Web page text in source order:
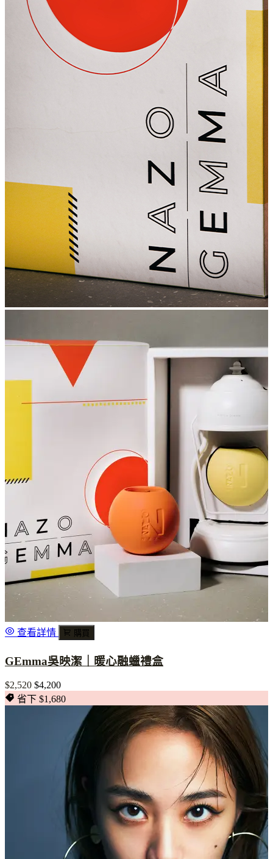
查看詳情 購買
GEmma吳映潔｜暖心融蠟禮盒
$2,520 $4,200
省下 $1,680